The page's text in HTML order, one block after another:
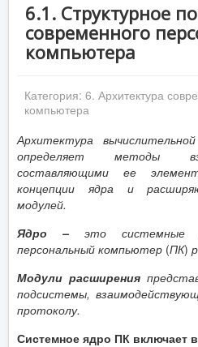
6.1. Структурное
современного
компьютера
Категория: 6. Архитектура
компьютера
Архитектура
определяет методы
составляющими ее
концепции ядра и
модулей.
Ядро – это системные
персональный компьютер (ПК)
Модули расширения
подсистемы,
протоколу.
Системное ядро ПК включает